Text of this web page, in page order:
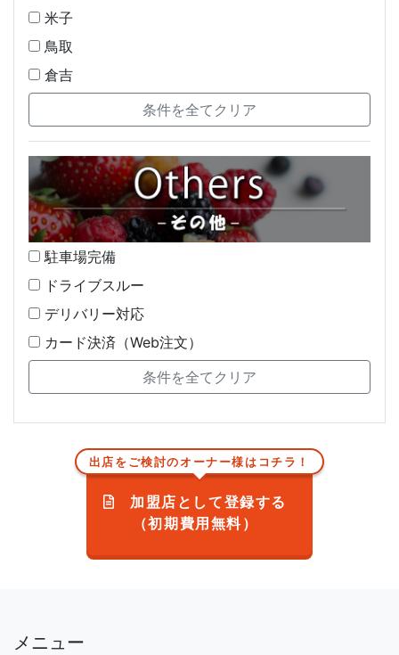
米子
鳥取
倉吉
駐車場完備
ドライブスルー
デリバリー対応
カード決済（Web注文）
出店をご検討のオーナー様はコチラ！
加盟店として登録する
（初期費用無料）
メニュー